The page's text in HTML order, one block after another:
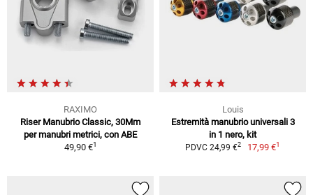
RAXIMO
Riser Manubrio Classic, 30Mm
per manubri metrici, con ABE
49,90 €1
Louis
Estremità manubrio universali 3
in 1 nero, kit
PDVC 24,99 €2 17,99 €1